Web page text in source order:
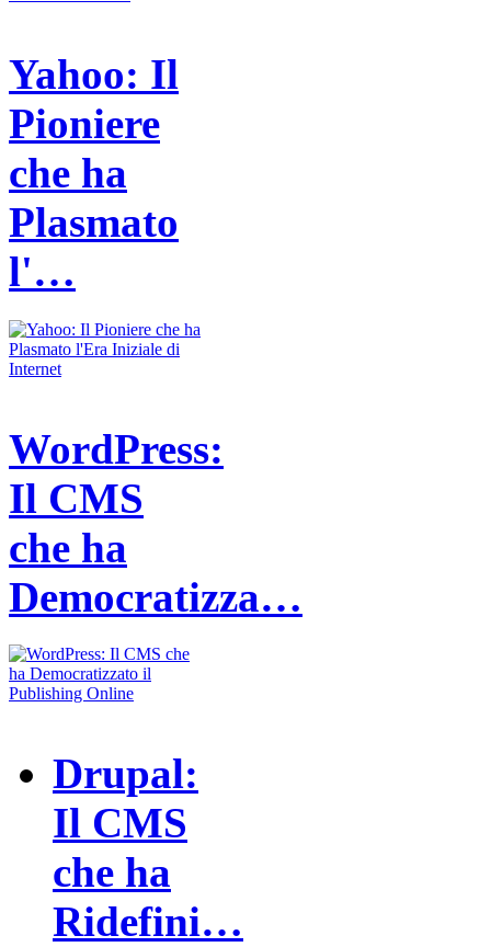
Yahoo: Il
Pioniere
che ha
Plasmato
l'…
WordPress:
Il CMS
che ha
Democratizza…
Drupal:
Il CMS
che ha
Ridefini…